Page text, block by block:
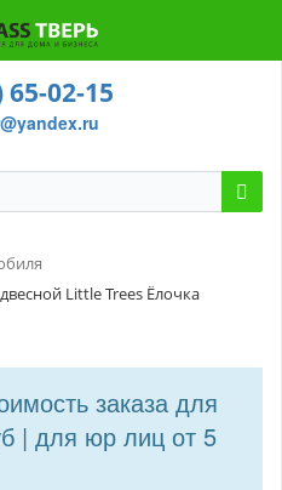
65-02-15
Little Trees Ёлочка
заказа для
| для юр лиц от 5